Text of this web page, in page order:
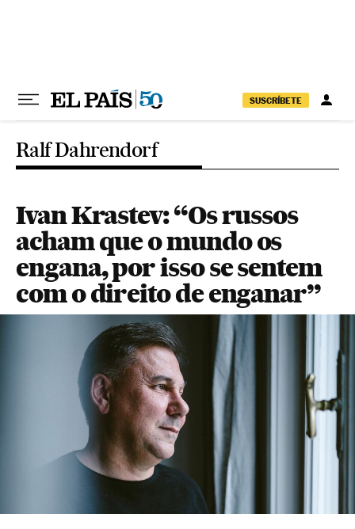
SUSCRÍBETE
Ralf Dahrendorf
Ivan Krastev: “Os russos
acham que o mundo os
engana, por isso se sentem
com o direito de enganar”